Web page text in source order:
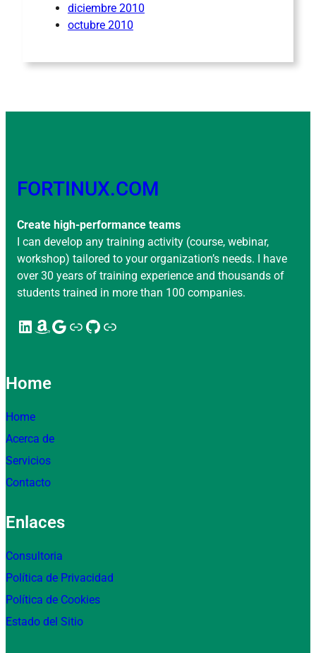
diciembre 2010
octubre 2010
FORTINUX.COM
Create high-performance teams
I can develop any training activity (course, webinar,
workshop) tailored to your organization’s needs. I have
over 30 years of training experience and thousands of
students trained in more than 100 companies.
LinkedIn Amazon Google Enlace GitHub Enlace
Home
Home
Acerca de
Servicios
Contacto
Enlaces
Consultoria
Política de Privacidad
Política de Cookies
Estado del Sitio